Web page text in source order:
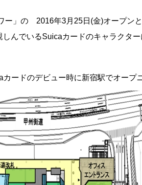
ー」の 2016年3月25日(金)オープン
んでいるSuicaカードのキャラクタ
ードのデビュー時に新宿駅でオープ